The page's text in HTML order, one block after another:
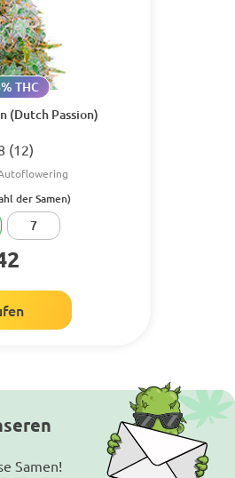
(Dutch Passion)
(12)
THC
der Samen)
7
Samen!